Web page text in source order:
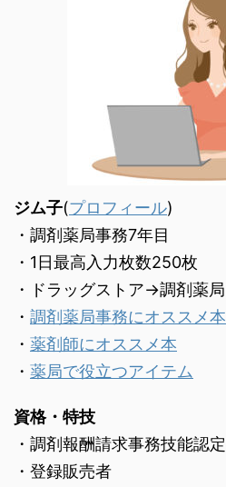
ジム子(プロフィール)
・調剤薬局事務7年目
・1日最高入力枚数250枚
・ドラッグストア→調剤薬局
・ 調剤薬局事務にオススメ本
・ 薬剤師にオススメ本
・ 薬局で役立つアイテム
資格・特技
・調剤報酬請求事務技能認定
・登録販売者